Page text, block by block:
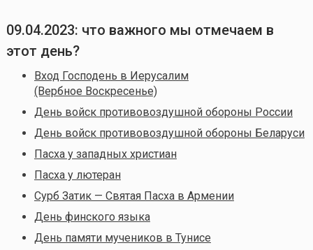
09.04.2023: что важного мы отмечаем в
этот день?
Вход Господень в Иерусалим
(Вербное Воскресенье)
День войск противовоздушной обороны России
День войск противовоздушной обороны Беларуси
Пасха у западных христиан
Пасха у лютеран
Сурб Затик — Святая Пасха в Армении
День финского языка
День памяти мучеников в Тунисе